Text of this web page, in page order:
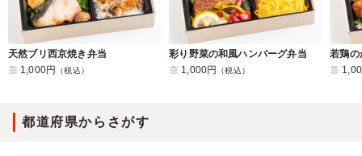
天然ブリ西京焼き弁当
1,000円
（税込）
彩り野菜の和風ハンバーグ弁当
1,000円
（税込）
若鶏の
都道府県からさがす